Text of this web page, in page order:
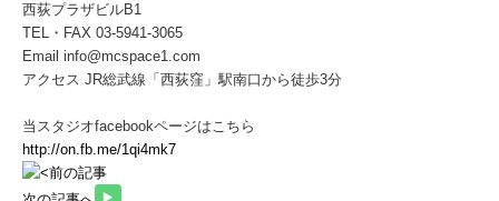
西荻プラザビルB1
TEL・FAX 03-5941-3065
Email info@mcspace1.com
アクセス JR総武線「西荻窪」駅南口から徒歩3分
当スタジオfacebookページはこちら
http://on.fb.me/1qi4mk7
前の記事